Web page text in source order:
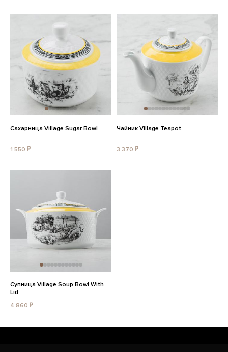
Сахарница Village Sugar Bowl
1 550 ₽
Чайник Village Teapot
3 370 ₽
Супница Village Soup Bowl With
Lid
4 860 ₽